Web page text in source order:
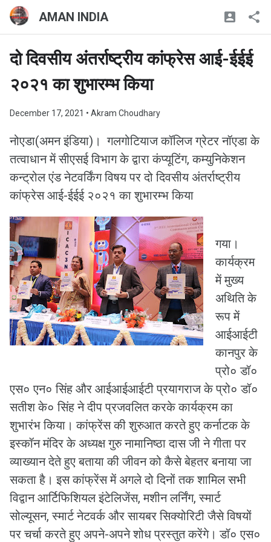
AMAN INDIA
दो दिवसीय अंतर्राष्ट्रीय कांफ्रेस आई-ईईई
२०२१ का शुभारम्भ किया
December 17, 2021 • Akram Choudhary
नोएडा(अमन इंडिया)। गलगोटियाज कॉलिज ग्रेटर नॉएडा के
तत्वाधान में सीएसई विभाग के द्वारा कंप्यूटिंग, कम्युनिकेशन
कन्ट्रोल एंड नेटवर्किंग विषय पर दो दिवसीय अंतर्राष्ट्रीय
कांफ्रेस आई-ईईई २०२१ का शुभारम्भ किया
गया।
कार्यक्रम
में मुख्य
अथिति के
रूप में
आईआईटी
कानपुर के
प्रो० डॉ०
एस० एन० सिंह और आईआईआईटी प्रयागराज के प्रो० डॉ०
सतीश के० सिंह ने दीप प्रजवलित करके कार्यक्रम का
शुभारंभ किया। कांफ्रेंस की शुरुआत करते हुए कर्नाटक के
इस्कॉन मंदिर के अध्यक्ष गुरु नामानिष्ठा दास जी ने गीता पर
व्याख्यान देते हुए बताया की जीवन को कैसे बेहतर बनाया जा
सकता है। इस कांफ्रेंस में अगले दो दिनों तक शामिल सभी
विद्वान आर्टिफिशियल इंटेलिजेंस, मशीन लर्निंग, स्मार्ट
सोल्यूसन, स्मार्ट नेटवर्क और सायबर सिक्योरिटी जैसे विषयों
पर चर्चा करते हुए अपने-अपने शोध प्रस्तुत करेंगे। डॉ० एस०